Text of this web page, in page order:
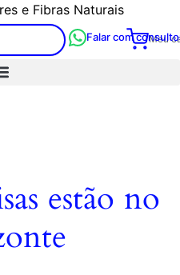
Artesanais e Kilim
e Fibras Naturais
Meu
Falar com
estão no